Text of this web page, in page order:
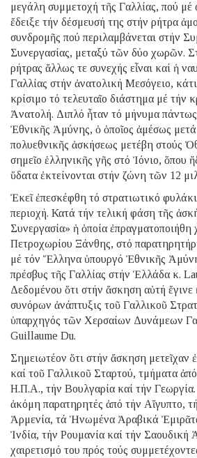
μεγάλη συμμετοχή τῆς Γαλλίας, πού μέ
ἔδειξε τήν δέσμευσή της στήν ρήτρα
συνδρομῆς πού περιλαμβάνεται στήν
Συνεργασίας, μεταξύ τῶν δύο χωρῶν.
ρήτρας ἄλλως τε συνεχής εἶναι καί ἡ
Γαλλίας στήν ἀνατολική Μεσόγειο,
κρίσιμο τό τελευταῖο διάστημα μέ τήν
Ἀνατολή. Διπλό ἦταν τό μήνυμα
Ἐθνικῆς Ἀμύνης, ὁ ὁποῖος ἀμέσως
πολυεθνικῆς ἀσκήσεως μετέβη στούς
σημεῖο ἑλληνικῆς γῆς στό Ἰόνιο, ὅπου
ὕδατα ἐκτείνονται στήν ζώνη τῶν 12
Ἐκεῖ ἐπεσκέφθη τό στρατιωτικό
περιοχή. Κατά τήν τελική φάση τῆς
Συνεργασία» ἡ ὁποία ἐπραγματοποιήθη
Πετροχωρίου Ξάνθης, στό
μέ τόν Ἕλληνα ὑπουργό Ἐθνικῆς
πρέσβυς τῆς Γαλλίας στήν Ἑλλάδα κ.
Δεδομένου ὅτι στήν ἄσκηση αὐτή ἔγινε
συνόρων ἀνάπτυξις τοῦ Γαλλικοῦ
ὑπαρχηγός τῶν Χερσαίων Δυνάμεων
Guillaume Du.
Σημειωτέον ὅτι στήν ἄσκηση μετεῖχαν
καί τοῦ Γαλλικοῦ Σταρτού, τμήματα
Η.Π.Α., τήν Βουλγαρία καί τήν
ἀκόμη παρατηρητές ἀπό τήν Αἴγυπτο,
Ἀρμενία, τά Ἡνωμένα Ἀραβικά
Ἰνδία, τήν Ρουμανία καί τήν Σαουδική
χαιρετισμό του πρός τούς